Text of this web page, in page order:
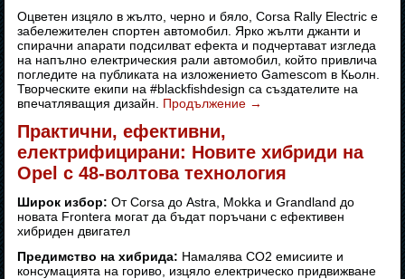
Оцветен изцяло в жълто, черно и бяло, Corsa Rally Electric е
забележителен спортен автомобил. Ярко жълти джанти и
спирачни апарати подсилват ефекта и подчертават изгледа
на напълно електрическия рали автомобил, който привлича
погледите на публиката на изложението Gamescom в Кьолн.
Творческите екипи на #blackfishdesign са създателите на
впечатляващия дизайн. Продължение →
Практични, ефективни,
електрифицирани: Новите хибриди на
Opel с 48-волтова технология
Широк избор: От Corsa до Astra, Mokka и Grandland до
новата Frontera могат да бъдат поръчани с ефективен
хибриден двигател
Предимство на хибрида: Намалява CO2 емисиите и
консумацията на гориво, изцяло електрическo придвижване